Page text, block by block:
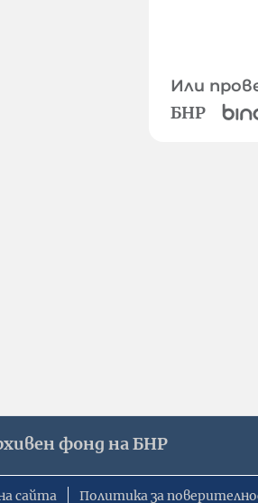
Или
БНР
фонд на БНР
сайта Политика за